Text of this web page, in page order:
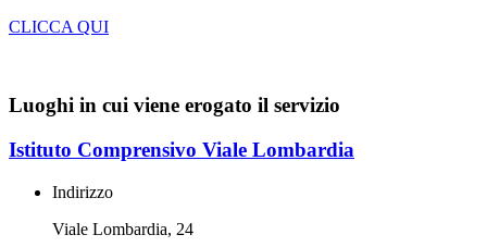
CLICCA QUI
Luoghi in cui viene erogato il servizio
Istituto Comprensivo Viale Lombardia
Indirizzo
Viale Lombardia, 24